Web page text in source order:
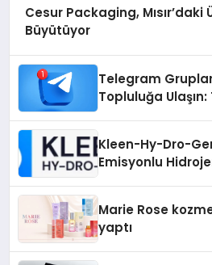
Cesur Packaging, Mısır’daki
Büyütüyor
Telegram
Topluluğa
Kleen-Hy-Dro-
Emisyonlu
Marie Rose
yaptı